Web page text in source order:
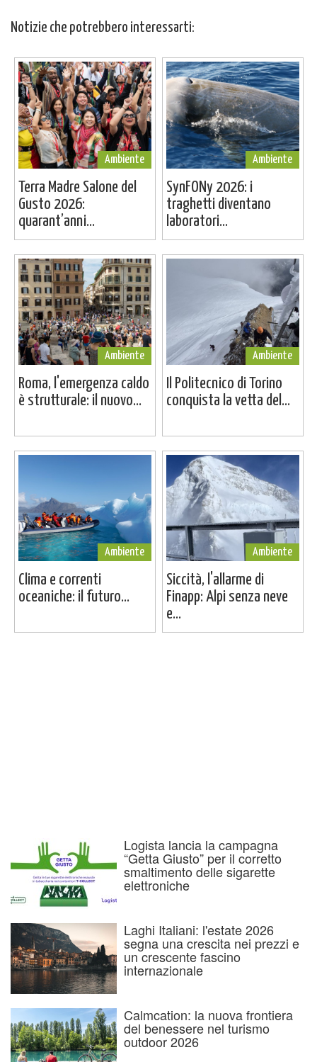
Notizie che potrebbero interessarti:
Ambiente
Terra Madre Salone del
Gusto 2026:
quarant’anni...
Ambiente
SynFONy 2026: i
traghetti diventano
laboratori...
Ambiente
Roma, l'emergenza caldo
è strutturale: il nuovo...
Ambiente
Il Politecnico di Torino
conquista la vetta del...
Ambiente
Clima e correnti
oceaniche: il futuro...
Ambiente
Siccità, l'allarme di
Finapp: Alpi senza neve
e...
Logista lancia la campagna
“Getta Giusto” per il corretto
smaltimento delle sigarette
elettroniche
Laghi Italiani: l'estate 2026
segna una crescita nei prezzi e
un crescente fascino
internazionale
Calmcation: la nuova frontiera
del benessere nel turismo
outdoor 2026